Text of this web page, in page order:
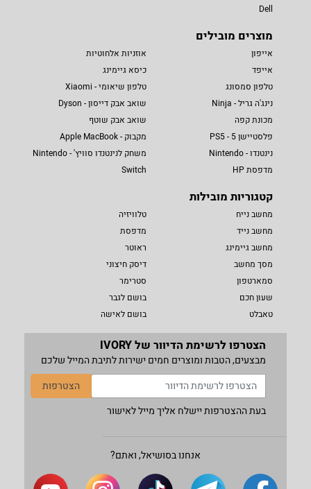
Dell
מוצרים מובילים
אייפון
אייפד
טלפון סמסונג
נינג'ה גריל - Ninja
מכונת קפה
פלסטיישן 5 - PS5
נינטנדו - Nintendo
מדפסת HP
אוזניות אלחוטיות
כיסא גיימינג
טלפון שיאומי - Xiaomi
שואב אבק דייסון - Dyson
שואב אבק שוטף
מקבוק - Apple MacBook
משחק לנינטנדו סוויץ' - Nintendo
Switch
קטגוריות מובילות
מחשב נייח
מחשב נייד
מחשב גיימינג
מסך מחשב
סמארטפון
שעון חכם
טאבלט
טלוויזיה
מדפסת
ראוטר
דיסק חיצוני
סטרימר
בושם לגבר
בושם לאישה
הצטרפו לרשימת הדיוור של IVORY
מבצעים, הטבות ומוצרים חמים ישירות לתיבת המייל שלכם
הצטרפות
בעת ההצטרפות יישלח אליך מייל לאישור
אנחנו בסושיאל, ואתם?